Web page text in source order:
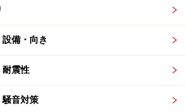
1/3 次のページへ
備・向き
耐震性
騒音対策